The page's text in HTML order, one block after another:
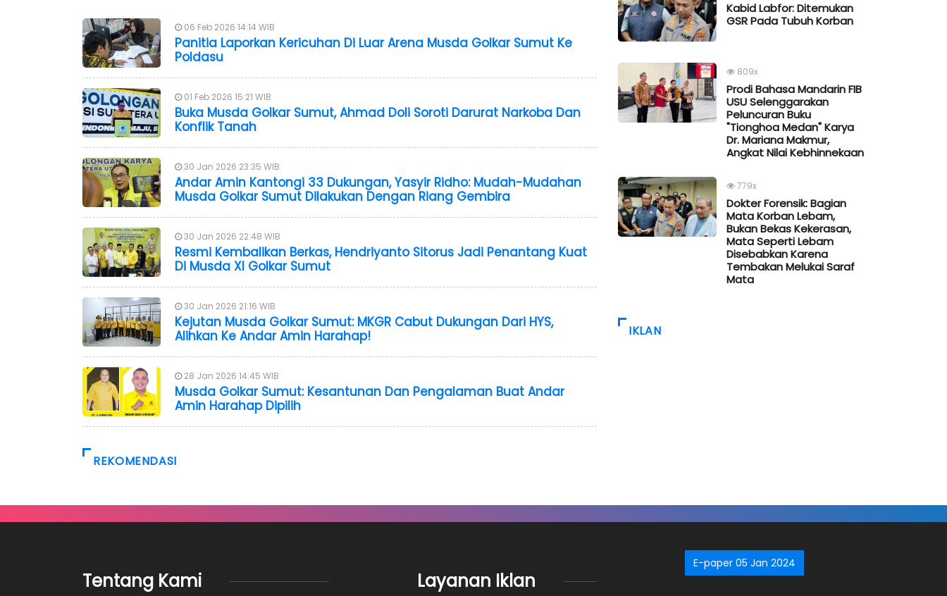
06 Feb 2026 14:14 WIB
Panitia Laporkan Kericuhan Di Luar Arena Musda Golkar Sumut Ke
Poldasu
01 Feb 2026 15:21 WIB
Buka Musda Golkar Sumut, Ahmad Doli Soroti Darurat Narkoba Dan
Konflik Tanah
30 Jan 2026 23:35 WIB
Andar Amin Kantongi 33 Dukungan, Yasyir Ridho: Mudah-Mudahan
Musda Golkar Sumut Dilakukan Dengan Riang Gembira
30 Jan 2026 22:48 WIB
Resmi Kembalikan Berkas, Hendriyanto Sitorus Jadi Penantang Kuat
Di Musda XI Golkar Sumut
30 Jan 2026 21:16 WIB
Kejutan Musda Golkar Sumut: MKGR Cabut Dukungan Dari HYS,
Alihkan Ke Andar Amin Harahap!
28 Jan 2026 14:45 WIB
Musda Golkar Sumut: Kesantunan Dan Pengalaman Buat Andar
Amin Harahap Dipilih
REKOMENDASI
Kabid Labfor: Ditemukan
GSR Pada Tubuh Korban
809x
Prodi Bahasa Mandarin FIB
USU Selenggarakan
Peluncuran Buku
"Tionghoa Medan" Karya
Dr. Mariana Makmur,
Angkat Nilai Kebhinnekaan
779x
Dokter Forensik: Bagian
Mata Korban Lebam,
Bukan Bekas Kekerasan,
Mata Seperti Lebam
Disebabkan Karena
Tembakan Melukai Saraf
Mata
IKLAN
Tentang Kami Layanan Iklan
E-paper 05 Jan 2024